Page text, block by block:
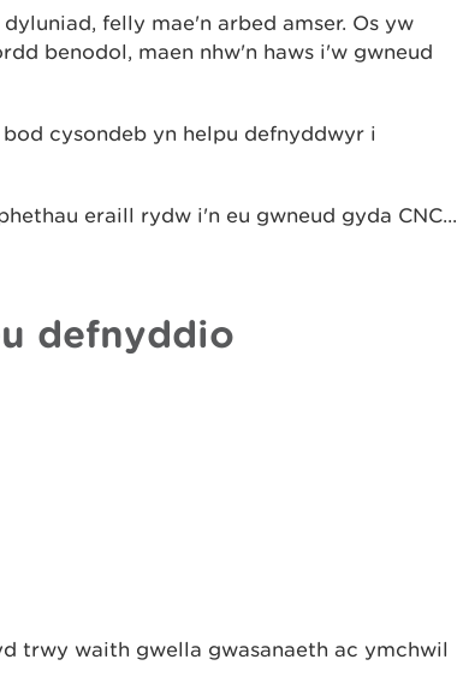
felly mae'n arbed amser. Os yw
benodol, maen nhw'n haws i'w gwneud
cysondeb yn helpu defnyddwyr i
eraill rydw i'n eu gwneud gyda CNC...
defnyddio
trwy waith gwella gwasanaeth ac ymchwil